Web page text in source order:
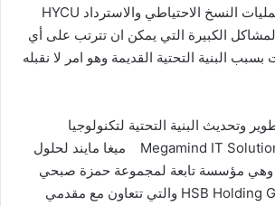
التقنية القديمة في عمليات النسخ الاحتياطي والاسترداد HYCU
الكبيرة التي يمكن ان تترتب على أي
البنية التحتية القديمة وهو امر لا نقبله
وتحديث البنية التحتية لتكنولوجيا
المعلومات لشركة Megamind IT Solutions ميغا مايند لحلول
وهي مؤسسة تابعة لمجموعة حمزة صبحي
بترجي القابضة HSB Holding Group والتي تتعاون مع مقدمي